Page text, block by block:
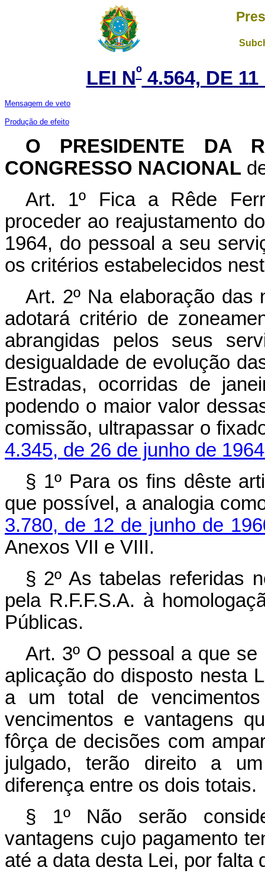
LEI Nº4.564, DE 11
Mensagem de veto
Produção de efeito
O PRESIDENTE DA
CONGRESSO NACIONAL
Art. 1º Fica a Rêde
proceder ao reajustamento
1964, do pessoal a seu
os critérios estabelecidos
Art. 2º Na elaboração das
adotará critério de
abrangidas pelos seus
desigualdade de evolução
Estradas, ocorridas de
podendo o maior valor
comissão, ultrapassar o
4.345, de 26 de junho de
§ 1º Para os fins dêste
que possível, a analogia
3.780, de 12 de junho de
Anexos VII e VIII.
§ 2º As tabelas referidas
pela R.F.F.S.A. à
Públicas.
Art. 3º O pessoal a que
aplicação do disposto nesta
a um total de
vencimentos e vantagens
fôrça de decisões com
julgado, terão direito a
diferença entre os dois totais.
§ 1º Não serão
vantagens cujo pagamento
até a data desta Lei, por falta